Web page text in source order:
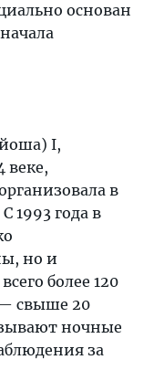
основан
I,
веке,
в
1993 года в
но и
более 120
свыше 20
ночные
за